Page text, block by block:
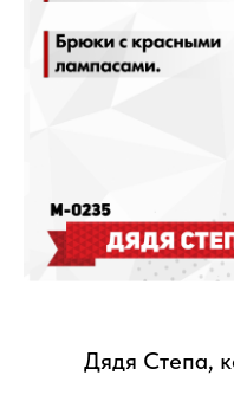
Дядя Степа,